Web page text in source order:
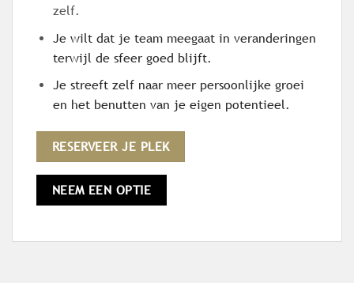
zelf.
Je wilt dat je team meegaat in veranderingen
terwijl de sfeer goed blijft.
Je streeft zelf naar meer persoonlijke groei
en het benutten van je eigen potentieel.
RESERVEER JE PLEK
NEEM EEN OPTIE